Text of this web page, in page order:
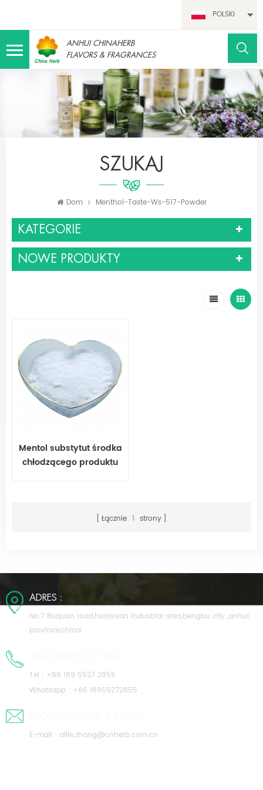
POLSKI
ANHUI CHINAHERB
FLAVORS & FRAGRANCES
SZUKAJ
Dom Menthol-Taste-Ws-517-Powder
KATEGORIE
NOWE PRODUKTY
Mentol substytut środka
chłodzącego produktu
Łącznie 1 strony
ADRES :
No.7 Ruquan road,huaiyuan industrial area,bengbu city ,anhui
province,china
Tel : +86 189 5527 2855
Whatsapp : +86 18955272855
E-mail : allie.zhang@cnherb.com.cn